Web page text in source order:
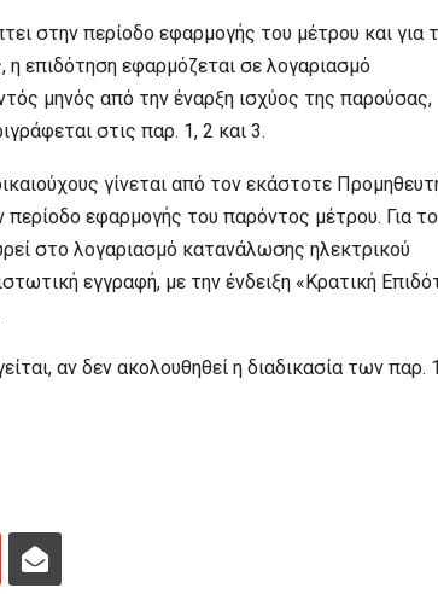
στην περίοδο εφαρμογής του μέτρου και για
η επιδότηση εφαρμόζεται σε λογαριασμό
μηνός από την έναρξη ισχύος της παρούσας,
στις παρ. 1, 2 και 3.
γίνεται από τον εκάστοτε
εφαρμογής του παρόντος μέτρου. Για το
στο λογαριασμό κατανάλωσης ηλεκτρικού
εγγραφή, με την ένδειξη «Κρατική
αν δεν ακολουθηθεί η διαδικασία των παρ.